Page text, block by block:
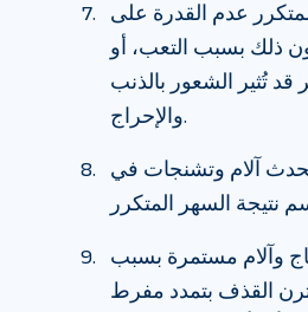
عدم القدرة على
ذلك بسبب التعب، أو
تُثير الشعور بالذنب
والإحراج.
آلام وتشنجات في
وآلام مستمرة بسبب
القذف بتمدد مفرط